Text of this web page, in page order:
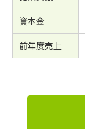
資本金
前年度売上